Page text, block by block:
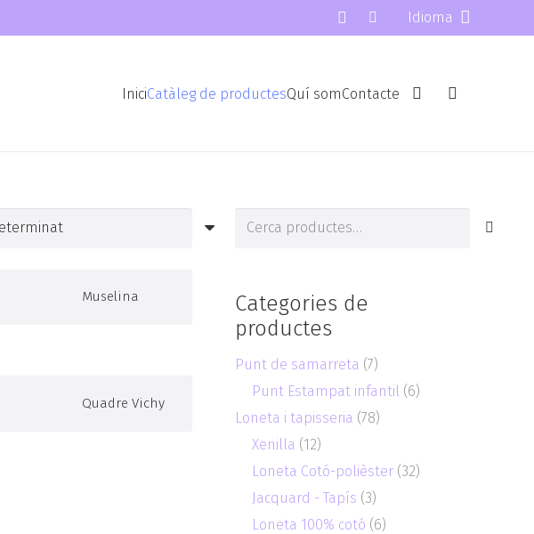
Idioma
IniciCatàleg de productesQuí somContacte
Muselina
Quadre Vichy
Cerca
Categories de
productes
Punt de samarreta (7)
Punt Estampat infantil (6)
Loneta i tapisseria (78)
Xenilla (12)
Loneta Cotó-polièster (32)
Jacquard - Tapís (3)
Loneta 100% cotó (6)